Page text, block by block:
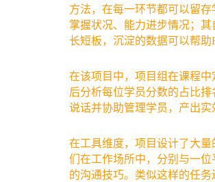
方法，在每一环节都可以留
掌握状况、能力进步情况；
长短板，沉淀的数据可以帮助
在该项目中，项目组在课程
后分析每位学员分数的占比
说话并协助管理学员，产出实
在工具维度，项目设计了大
们在工作场所中，分别与一
的沟通技巧。类似这样的任